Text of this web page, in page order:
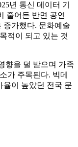
년 통신 데이터 기
줄어든 반면 공연
증가했다. 문화예술
적이 되고 있는 것
향을 덜 받으며 가족
가 주목된다. 빅데
율이 높았던 전국 문